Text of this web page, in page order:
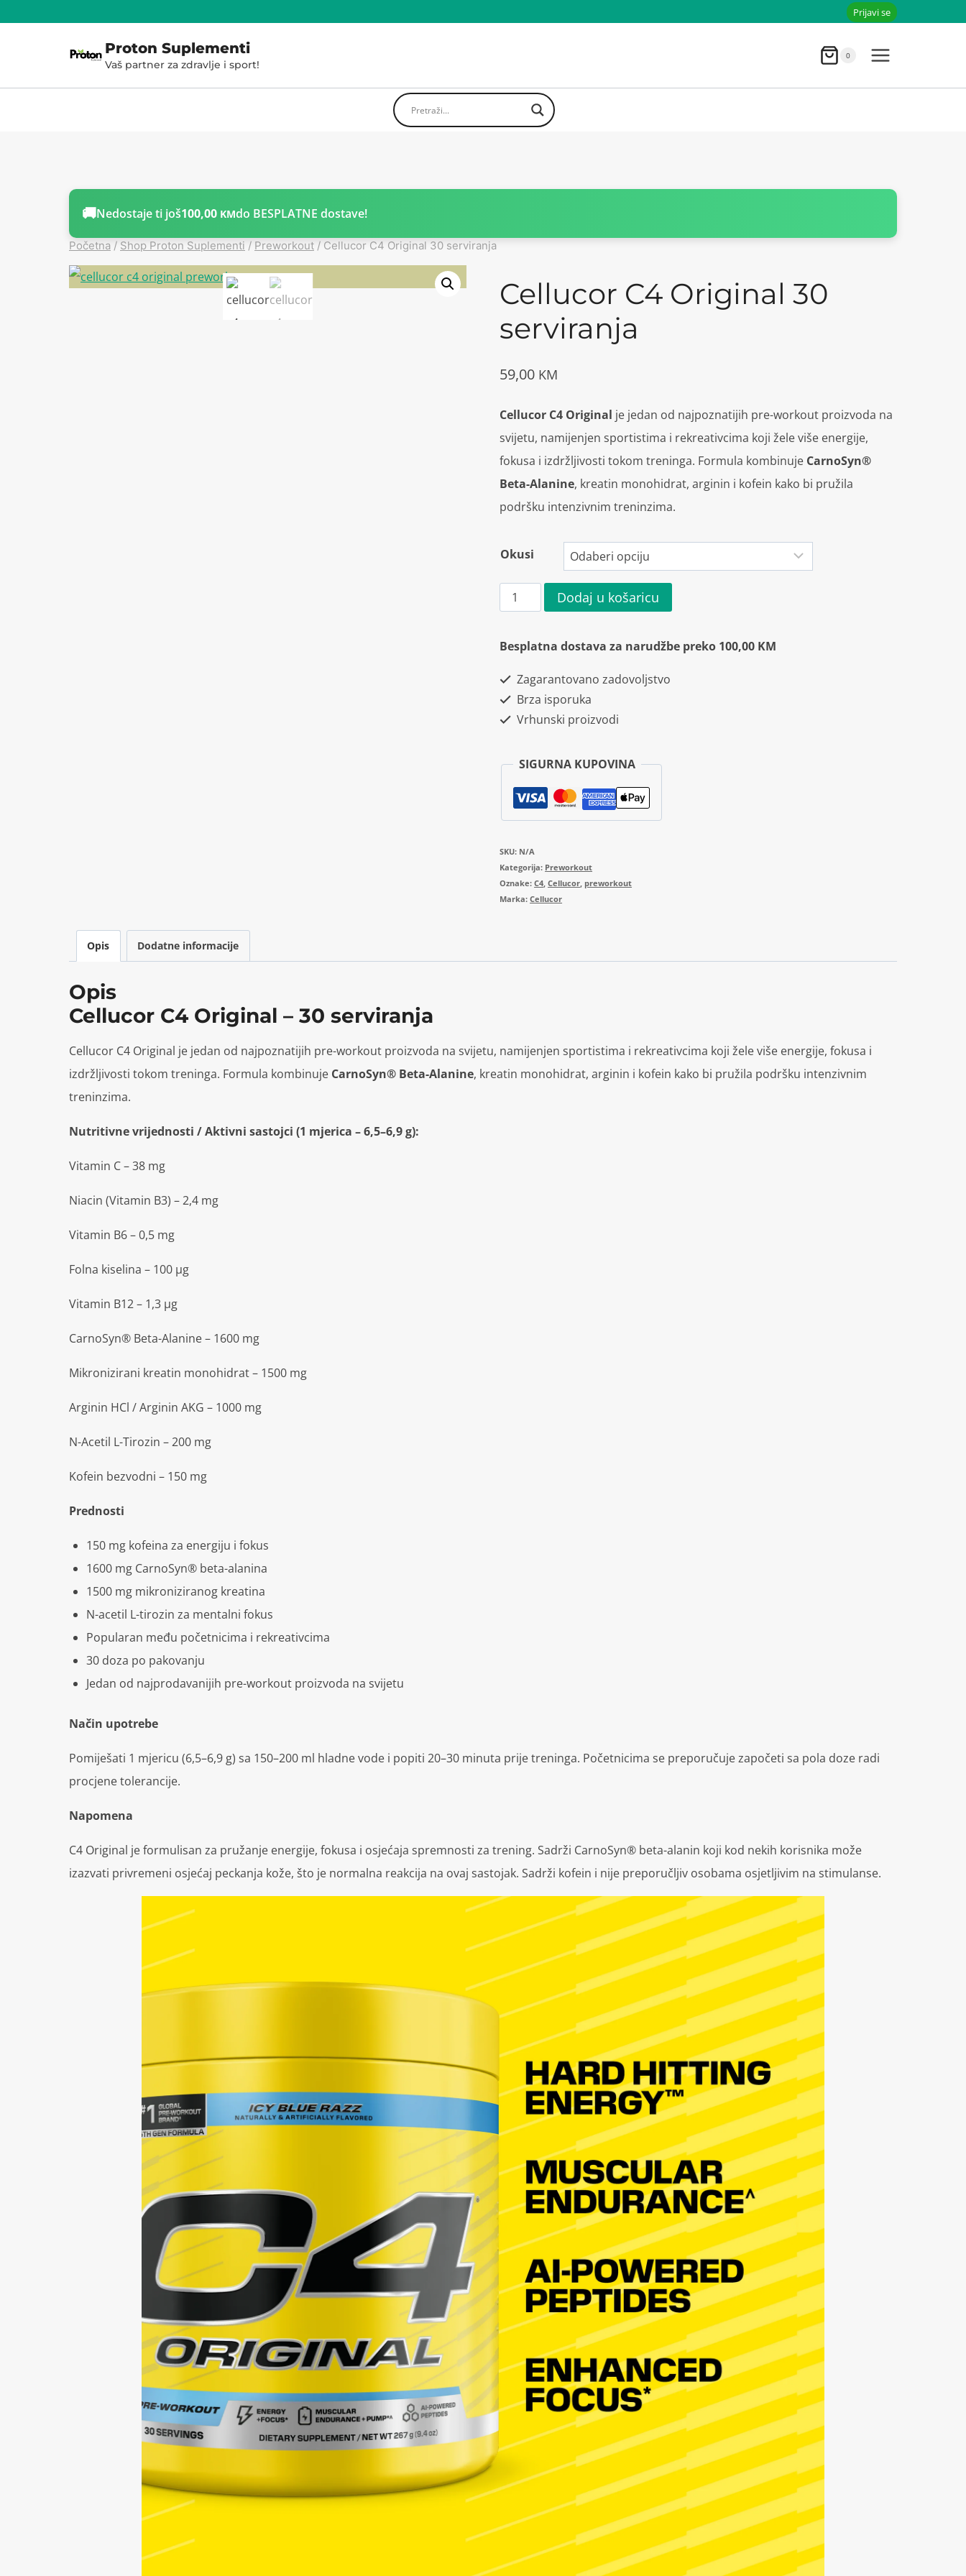
Prijavi se
Proton Suplementi
Vaš partner za zdravlje i sport!
0
🚚Nedostaje ti još100,00 KMdo BESPLATNE dostave!
Početna / Shop Proton Suplementi / Preworkout / Cellucor C4 Original 30 serviranja
Cellucor C4 Original 30
serviranja
59,00 KM
Cellucor C4 Original je jedan od najpoznatijih pre-workout proizvoda na
svijetu, namijenjen sportistima i rekreativcima koji žele više energije,
fokusa i izdržljivosti tokom treninga. Formula kombinuje CarnoSyn®
Beta-Alanine, kreatin monohidrat, arginin i kofein kako bi pružila
podršku intenzivnim treninzima.
Okusi
Cellucor
C4
Original
serviranja
količina
Dodaj u košaricu
Besplatna dostava za narudžbe preko 100,00 KM
Zagarantovano zadovoljstvo
Brza isporuka
Vrhunski proizvodi
SIGURNA KUPOVINA
SKU: N/A
Kategorija: Preworkout
Oznake:C4,Cellucor, preworkout
Marka:Cellucor
Opis Dodatne informacije
Opis
Cellucor C4 Original – 30 serviranja
Cellucor C4 Original je jedan od najpoznatijih pre-workout proizvoda na svijetu, namijenjen sportistima i rekreativcima koji žele više energije, fokusa i
izdržljivosti tokom treninga. Formula kombinuje CarnoSyn® Beta-Alanine, kreatin monohidrat, arginin i kofein kako bi pružila podršku intenzivnim
treninzima.
Nutritivne vrijednosti / Aktivni sastojci (1 mjerica – 6,5–6,9 g):
Vitamin C – 38 mg
Niacin (Vitamin B3) – 2,4 mg
Vitamin B6 – 0,5 mg
Folna kiselina – 100 μg
Vitamin B12 – 1,3 μg
CarnoSyn® Beta-Alanine – 1600 mg
Mikronizirani kreatin monohidrat – 1500 mg
Arginin HCl / Arginin AKG – 1000 mg
N-Acetil L-Tirozin – 200 mg
Kofein bezvodni – 150 mg
Prednosti
150 mg kofeina za energiju i fokus
1600 mg CarnoSyn® beta-alanina
1500 mg mikroniziranog kreatina
N-acetil L-tirozin za mentalni fokus
Popularan među početnicima i rekreativcima
30 doza po pakovanju
Jedan od najprodavanijih pre-workout proizvoda na svijetu
Način upotrebe
Pomiješati 1 mjericu (6,5–6,9 g) sa 150–200 ml hladne vode i popiti 20–30 minuta prije treninga. Početnicima se preporučuje započeti sa pola doze radi
procjene tolerancije.
Napomena
C4 Original je formulisan za pružanje energije, fokusa i osjećaja spremnosti za trening. Sadrži CarnoSyn® beta-alanin koji kod nekih korisnika može
izazvati privremeni osjećaj peckanja kože, što je normalna reakcija na ovaj sastojak. Sadrži kofein i nije preporučljiv osobama osjetljivim na stimulanse.